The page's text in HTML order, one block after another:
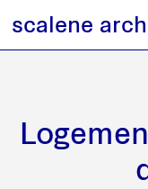
scalene